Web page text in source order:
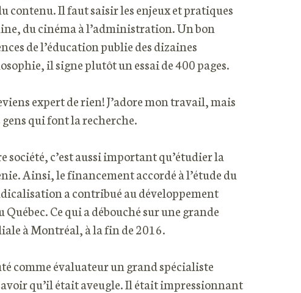
contenu. Il faut saisir les enjeux et pratiques
du cinéma à l’administration. Un bon
de l’éducation publie des dizaines
il signe plutôt un essai de 400 pages.
expert de rien! J’adore mon travail, mais
qui font la recherche.
société, c’est aussi important qu’étudier la
Ainsi, le financement accordé à l’étude du
a contribué au développement
Québec. Ce qui a débouché sur une grande
à Montréal, à la fin de 2016.
comme évaluateur un grand spécialiste
qu’il était aveugle. Il était impressionnant